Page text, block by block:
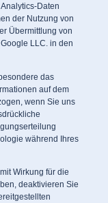
Daten
der Nutzung von
Übermittlung von
LLC. in den
das
auf dem
wenn Sie uns
während Ihres
Wirkung für die
deaktivieren Sie